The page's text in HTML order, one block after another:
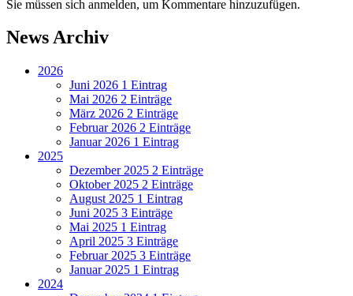
Sie müssen sich anmelden, um Kommentare hinzuzufügen.
News Archiv
2026
Juni 2026 1 Eintrag
Mai 2026 2 Einträge
März 2026 2 Einträge
Februar 2026 2 Einträge
Januar 2026 1 Eintrag
2025
Dezember 2025 2 Einträge
Oktober 2025 2 Einträge
August 2025 1 Eintrag
Juni 2025 3 Einträge
Mai 2025 1 Eintrag
April 2025 3 Einträge
Februar 2025 3 Einträge
Januar 2025 1 Eintrag
2024